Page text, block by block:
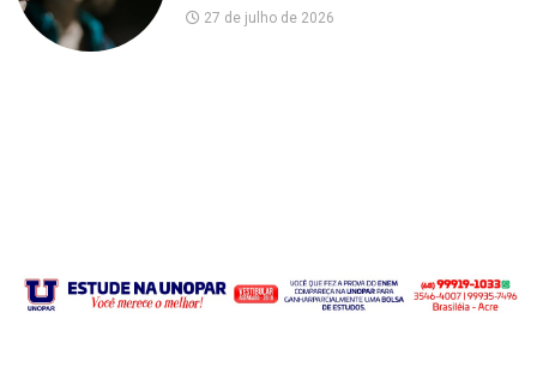
27 de julho de 2026